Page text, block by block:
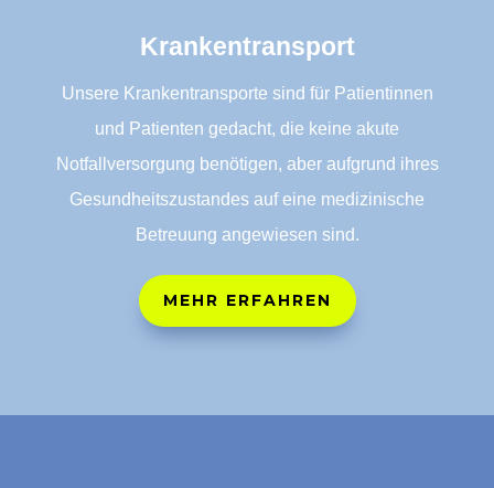
Krankentransport
Unsere Krankentransporte sind für Patientinnen
und Patienten gedacht, die keine akute
Notfallversorgung benötigen, aber aufgrund ihres
Gesundheitszustandes auf eine medizinische
Betreuung angewiesen sind.
MEHR ERFAHREN